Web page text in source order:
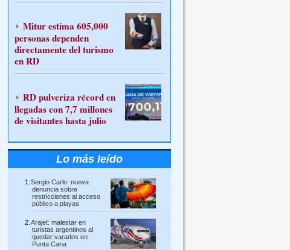
Mitur estima 605,000
personas dependen
directamente del turismo
en RD
RD pulveriza récord en
llegadas con 7,7 millones
de visitantes hasta julio
Lo más leído
Sergio Carlo: nueva
denuncia sobre
restricciones al acceso
público a playas
Arajet: malestar en
turistas argentinos al
quedar varados en
Punta Cana